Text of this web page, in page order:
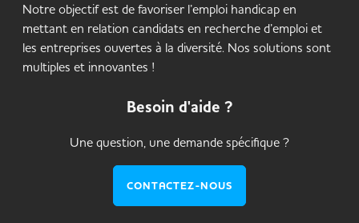
Notre objectif est de favoriser l’emploi handicap en
mettant en relation candidats en recherche d’emploi et
les entreprises ouvertes à la diversité. Nos solutions sont
multiples et innovantes !
Besoin d'aide ?
Une question, une demande spécifique ?
CONTACTEZ-NOUS